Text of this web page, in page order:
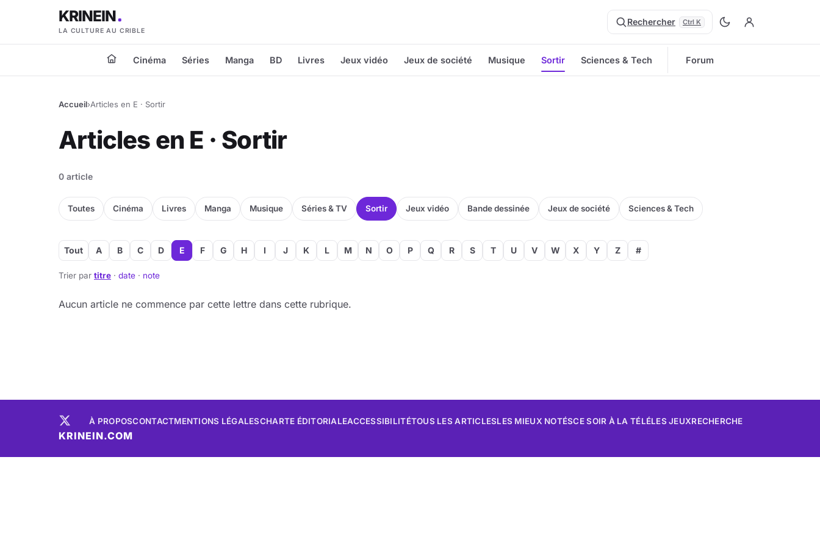
KRINEIN
LA CULTURE AU CRIBLE
Rechercher Ctrl K
Cinéma Séries Manga BD Livres Jeux vidéo Jeux de société Musique Sortir Sciences & Tech Forum
Accueil›Articles en E · Sortir
Articles en E · Sortir
0 article
Toutes Cinéma Livres Manga Musique Séries & TV Sortir Jeux vidéo Bande dessinée Jeux de société Sciences & Tech
Tout A B C D E F G H I J K L M N O P Q R S T U V W X Y Z #
Trier par titre · date · note
Aucun article ne commence par cette lettre dans cette rubrique.
À PROPOSCONTACTMENTIONS LÉGALESCHARTE ÉDITORIALEACCESSIBILITÉTOUS LES ARTICLESLES MIEUX NOTÉSCE SOIR À LA TÉLÉLES JEUXRECHERCHE
KRINEIN.COM